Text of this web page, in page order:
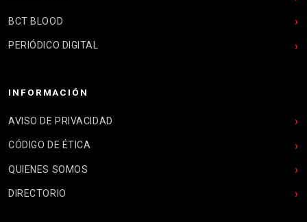
BCT BLOOD
PERIÓDICO DIGITAL
INFORMACIÓN
AVISO DE PRIVACIDAD
CÓDIGO DE ÉTICA
QUIENES SOMOS
DIRECTORIO